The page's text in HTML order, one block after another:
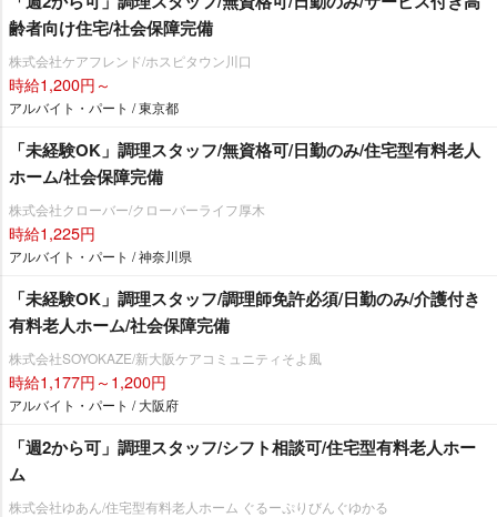
齢者向け住宅/社会保障完備
株式会社ケアフレンド/ホスピタウン川口
時給1,200円～
アルバイト・パート / 東京都
「未経験OK」調理スタッフ/無資格可/日勤のみ/住宅型有料老人
ホーム/社会保障完備
株式会社クローバー/クローバーライフ厚木
時給1,225円
アルバイト・パート / 神奈川県
「未経験OK」調理スタッフ/調理師免許必須/日勤のみ/介護付き
有料老人ホーム/社会保障完備
株式会社SOYOKAZE/新大阪ケアコミュニティそよ風
時給1,177円～1,200円
アルバイト・パート / 大阪府
「週2から可」調理スタッフ/シフト相談可/住宅型有料老人ホー
ム
株式会社ゆあん/住宅型有料老人ホーム ぐるーぷりびんぐゆかる